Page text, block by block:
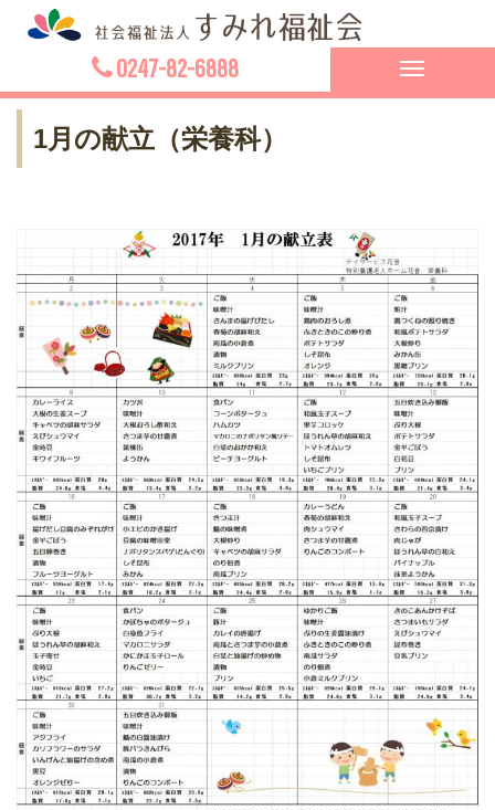
0247-82-6888
Toggle
navigation
1月の献立（栄養科）